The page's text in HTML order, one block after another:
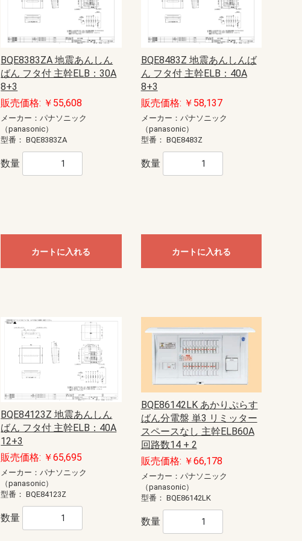
BQE8383ZA 地震あんしん
ばん フタ付 主幹ELB：30A
8+3
販売価格: ￥55,608
メーカー：パナソニック
（panasonic）
型番：BQE8383ZA
数量
カートに入れる
BQE8483Z 地震あんしんば
ん フタ付 主幹ELB：40A
8+3
販売価格: ￥58,137
メーカー：パナソニック
（panasonic）
型番： BQE8483Z
数量
カートに入れる
BQE84123Z 地震あんしん
ばん フタ付 主幹ELB：40A
12+3
販売価格: ￥65,695
メーカー：パナソニック
（panasonic）
型番：BQE84123Z
数量
BQE86142LK あかりぷらす
ばん分電盤 単3 リミッター
スペースなし 主幹ELB60A
回路数14 + 2
販売価格: ￥66,178
メーカー：パナソニック
（panasonic）
型番： BQE86142LK
数量